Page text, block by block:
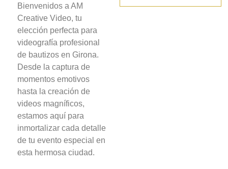
Bienvenidos a AM
Creative Video, tu
elección perfecta para
videografía profesional
de bautizos en Girona.
Desde la captura de
momentos emotivos
hasta la creación de
videos magníficos,
estamos aquí para
inmortalizar cada detalle
de tu evento especial en
esta hermosa ciudad.